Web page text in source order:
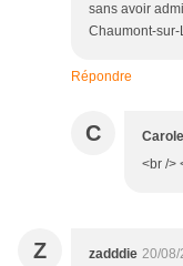
sans avoir
Chaumont-sur-
Répondre
C Carole
<br />
Z zadddie 20/08/